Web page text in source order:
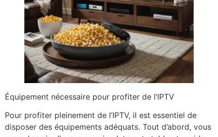
Équipement nécessaire pour profiter de l’IPTV
Pour profiter pleinement de l’IPTV, il est essentiel de
disposer des équipements adéquats. Tout d’abord, vous